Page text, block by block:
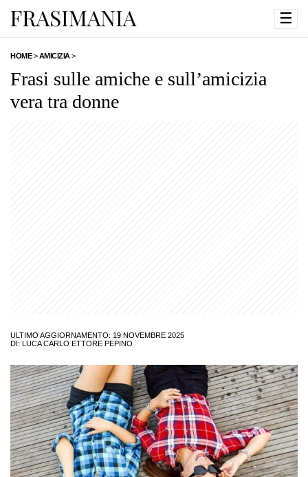
☰
HOME>AMICIZIA>
Frasi sulle amiche e sull’amicizia
vera tra donne
ULTIMO AGGIORNAMENTO: 19 NOVEMBRE 2025
DI: LUCA CARLO ETTORE PEPINO